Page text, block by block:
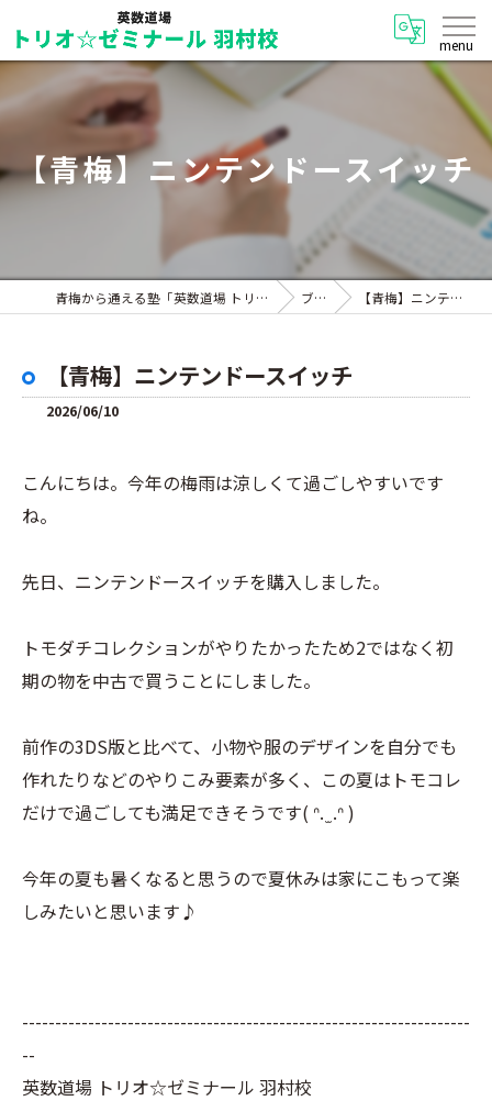
【青梅】ニンテンドースイッチ
青梅から通える塾「英数道場 トリオ☆ゼミナール 羽村校」 ブログ 【青梅】ニンテンドースイッチ
【青梅】ニンテンドースイッチ
2026/06/10
こんにちは。今年の梅雨は涼しくて過ごしやすいです
ね。
先日、ニンテンドースイッチを購入しました。
トモダチコレクションがやりたかったため2ではなく初
期の物を中古で買うことにしました。
前作の3DS版と比べて、小物や服のデザインを自分でも
作れたりなどのやりこみ要素が多く、この夏はトモコレ
だけで過ごしても満足できそうです( ᐢ. ̫ .ᐢ )
今年の夏も暑くなると思うので夏休みは家にこもって楽
しみたいと思います♪
--------------------------------------------------------------------
--
英数道場 トリオ☆ゼミナール 羽村校